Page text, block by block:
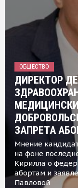
ОБЩЕСТВО
ДИРЕКТОР
ЗАПРЕТА
Мнение
на фоне
Кирилла о
абортам и
Павловой